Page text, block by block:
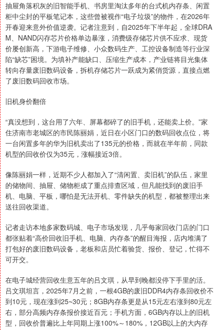
抽屉角落积灰的旧智能手机、书房里淘汰多年的台式机内存条、闲置
柜中尘封的平板笔记本，这些曾被视作“电子垃圾”的物件，在2026年
开春迎来意外价值逆袭。记者注意到，自2025年下半年起，全球DRA
M、NAND闪存芯片价格单边暴涨，消费级存储芯片供不应求、现货
价屡创新高，下游电子维修、小众数码生产、工控设备制造等行业深
陷“缺芯”困境。为填补产能缺口、压缩生产成本，产业链将目光集体
转向存量废旧数码设备，拆机存储芯片一跃成为紧俏货源，直接点燃
了废旧数码回收市场。
旧机身价翻倍
“真没想到，这台用了六年、屏幕都碎了的旧手机，还能卖上价。”家
住济南市老城区的市民陈丽娟，近日在小区门口的数码回收点位，将
一台闲置多年的华为旧机卖出了135元的价格，而就在半年前，同款
机型的回收价仅为35元，涨幅接近3倍。
像陈丽娟一样，近期不少人都加入了“清闲置、卖旧机”的队伍，家里
的储物间、抽屉、储物柜成了重点排查区域，但凡能找到的废旧手
机、电脑、平板，哪怕是无法开机、零件缺失的机型，都被整理出来
送往回收渠道。
记者走访本地多家数码城、电子市场发现，几乎每家回收门店的门口
都张贴着“高价回收旧手机、电脑、内存条”的醒目海报，店内堆满了
打包好的废旧数码设备，老板和店员忙着验货、报价、登记，忙得不
可开交。
在电子城经营回收生意五年的吕文琪，从早到晚都没停下手里的活。
吕文琪坦言，2025年7月之前，一根4GB的废旧DDR4内存条回收价不
到10元，现在涨到25~30元；8GB内存条更是从15元左右涨到80元左
右，部分高频内存条报价接近百元；手机方面，6GB内存以上的旧机
型，回收价普遍比上年同期上涨100%～180%，12GB以上的大内存